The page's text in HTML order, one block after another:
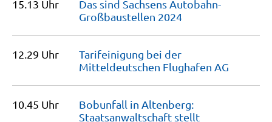
15.13 Uhr
Das sind Sachsens Autobahn-
Großbaustellen 2024
12.29 Uhr
Tarifeinigung bei der
Mitteldeutschen Flughafen AG
10.45 Uhr
Bobunfall in Altenberg:
Staatsanwaltschaft stellt